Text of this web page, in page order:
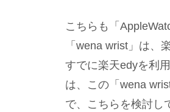
こちらも「
「wena wrist」は、
すでに楽天edyを利
は、この「wena
で、こちらを検討し